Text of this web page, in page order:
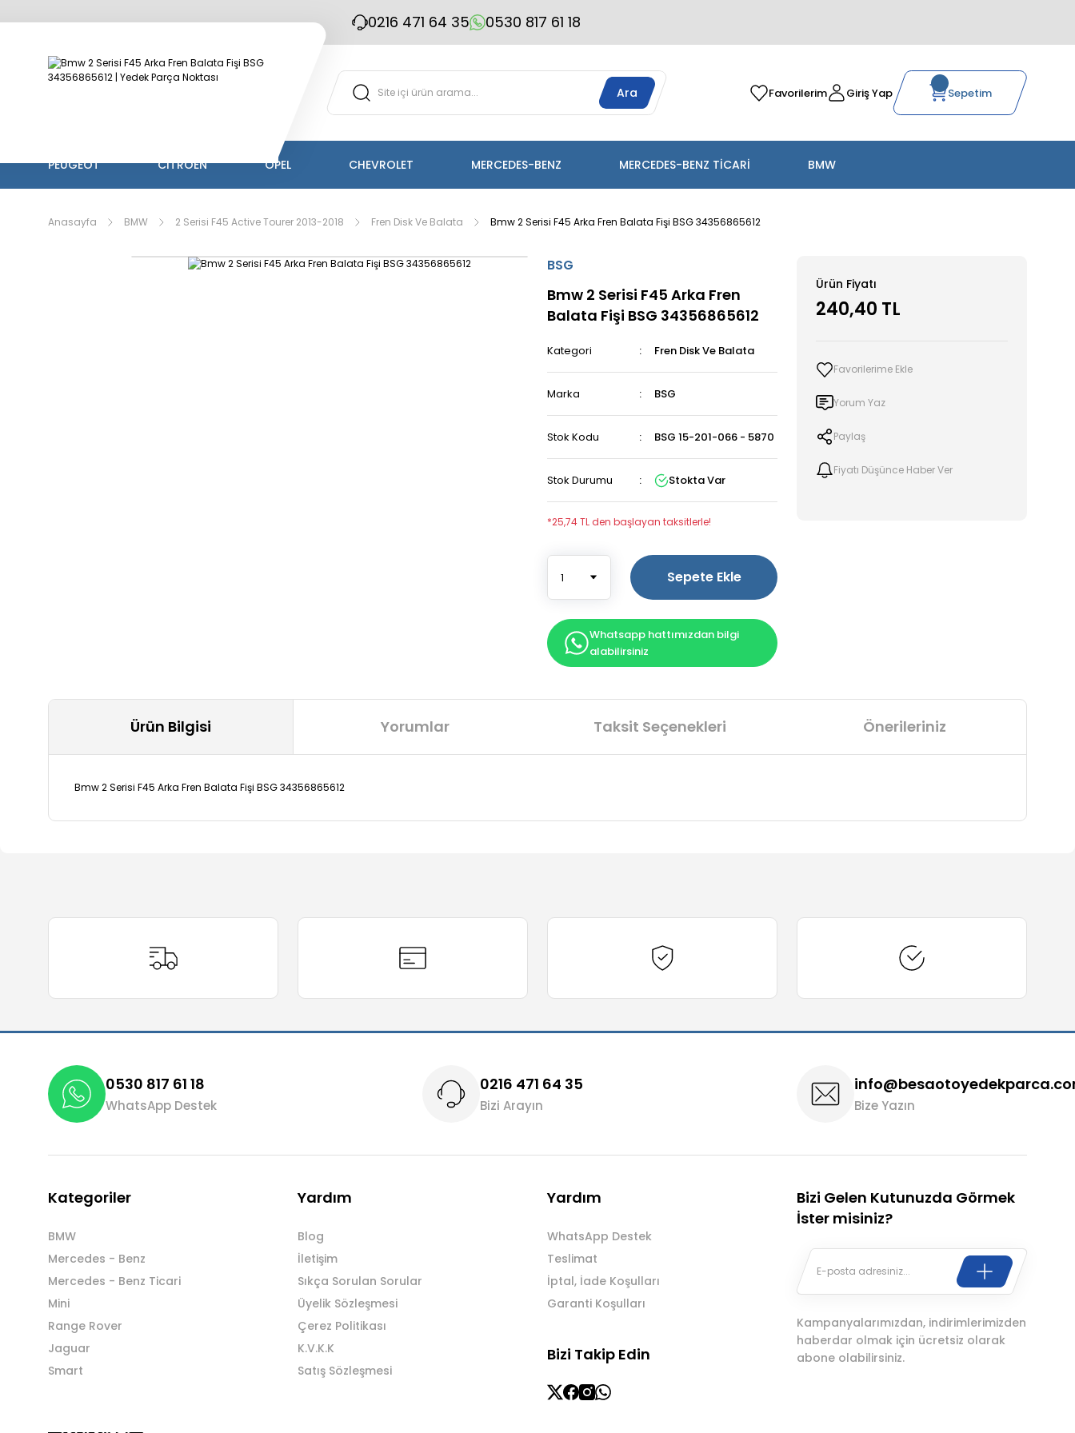
0216 471 64 35 0530 817 61 18
Ara Favorilerim Giriş Yap Sepetim
PEUGEOT CİTROEN OPEL CHEVROLET MERCEDES-BENZ MERCEDES-BENZ TİCARİ BMW
Anasayfa BMW 2 Serisi F45 Active Tourer 2013-2018 Fren Disk Ve Balata Bmw 2 Serisi F45 Arka Fren Balata Fişi BSG 34356865612
BSG
Bmw 2 Serisi F45 Arka Fren
Balata Fişi BSG 34356865612
Kategori Fren Disk Ve Balata
Marka BSG
Stok Kodu BSG 15-201-066 - 5870
Stok Durumu Stokta Var
*25,74 TL den başlayan taksitlerle!
Sepete Ekle
Whatsapp hattımızdan bilgi
alabilirsiniz
Ürün Fiyatı
240,40 TL
Yorum Yaz
Paylaş
Fiyatı Düşünce Haber Ver
Ürün Bilgisi Yorumlar Taksit Seçenekleri Önerileriniz
Bmw 2 Serisi F45 Arka Fren Balata Fişi BSG 34356865612
Ürün bilgilerinde hatalar bulunuyor.
Bu ürüne benzer farklı alternatifler olmalı.
Gönder
0530 817 61 18
WhatsApp Destek
0216 471 64 35
Bizi Arayın Bize Yazın
Kategoriler
BMW
Mercedes - Benz
Mercedes - Benz Ticari
Mini
Range Rover
Jaguar
Smart
Yardım
Blog
İletişim
Sıkça Sorulan Sorular
Üyelik Sözleşmesi
Çerez Politikası
K.V.K.K
Satış Sözleşmesi
Yardım
WhatsApp Destek
Teslimat
İptal, İade Koşulları
Garanti Koşulları
Bizi Takip Edin
Bizi Gelen Kutunuzda Görmek
İster misiniz?
Kampanyalarımızdan, indirimlerimizden
haberdar olmak için ücretsiz olarak
abone olabilirsiniz.